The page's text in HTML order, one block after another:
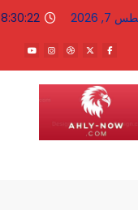
2026
8:30:22 AM